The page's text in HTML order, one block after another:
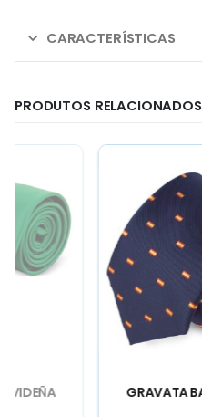
CARACTERÍSTICAS
PRODUTOS RELACIONADOS
GRAVATA BANDEIRA